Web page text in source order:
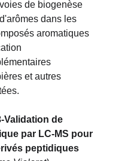
de biogenèse
dans les
aromatiques
et autres
Validation de
par LC-MS pour
peptidiques